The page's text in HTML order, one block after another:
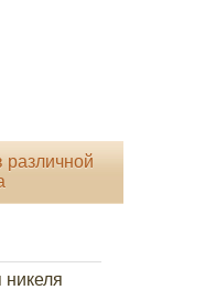
никеля